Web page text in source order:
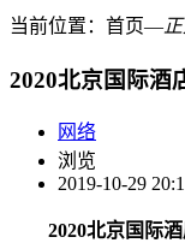
当前位置： 首页―
2020北京国际酒
网络
浏览
2019-10-29
2020北京国际